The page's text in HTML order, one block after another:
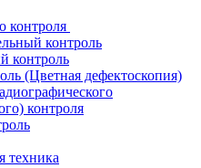
контроля
контроль
контроль
(Цветная дефектоскопия)
контроля
техника